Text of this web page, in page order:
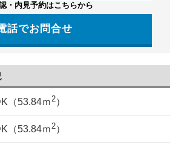
・内見予約はこちらから
話でお問合せ
（53.84ｍ2）
（53.84ｍ2）